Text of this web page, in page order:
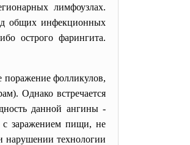
лимфоузлах.
общих инфекционных
острого фарингита.
поражение фолликулов,
Однако встречается
данной ангины -
с заражением пищи, не
нарушении технологии